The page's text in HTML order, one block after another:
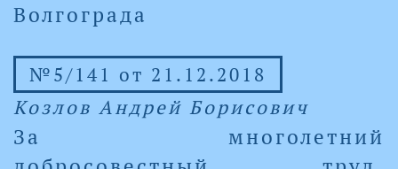
Волгограда
№5/141 от 21.12.2018
Козлов Андрей Борисович
За многолетний